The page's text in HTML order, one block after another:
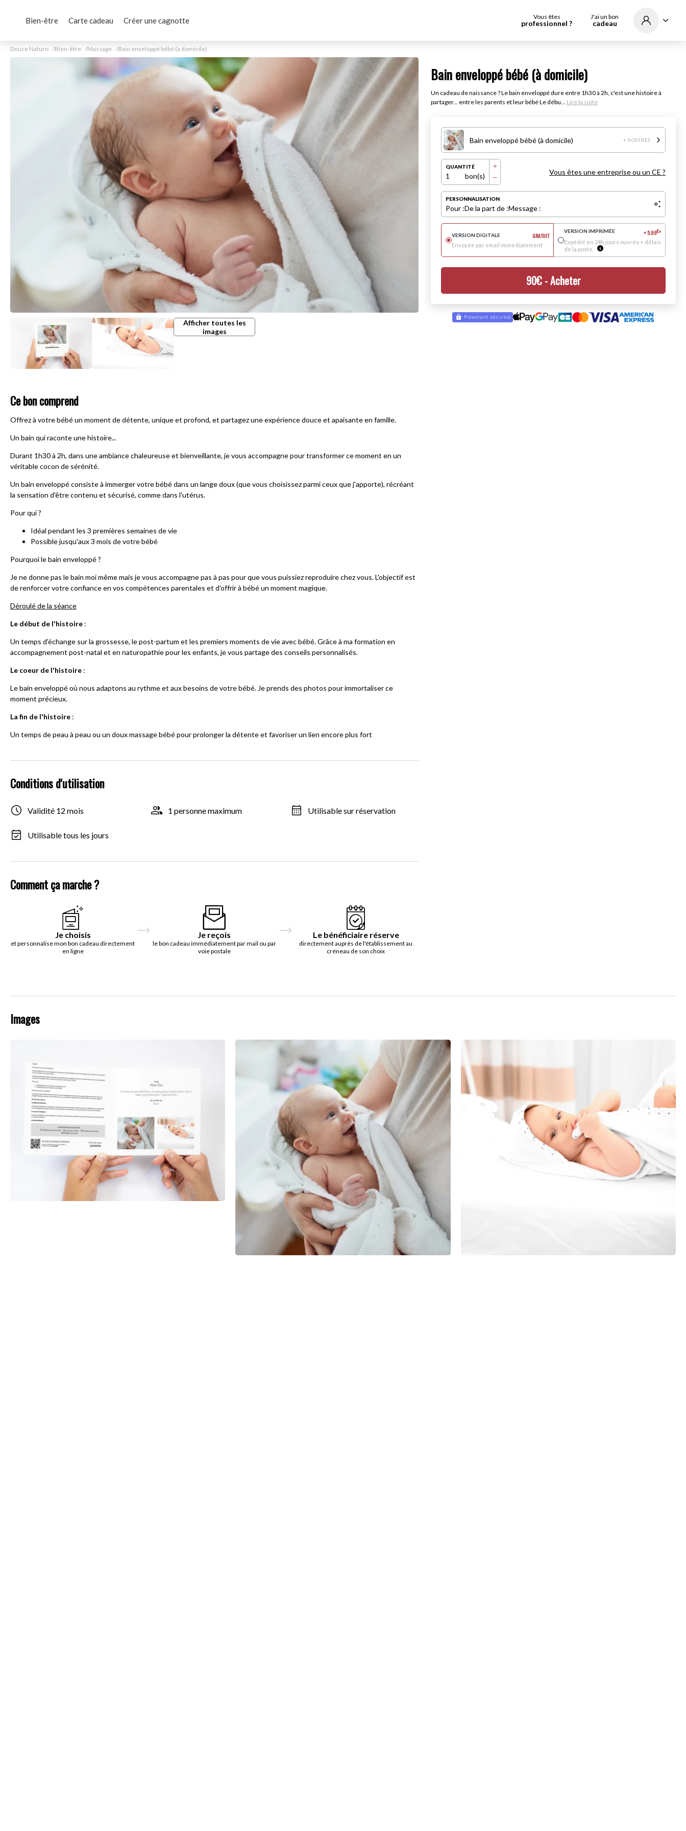
Bien-être Carte cadeau Créer une cagnotte Vous êtes
professionnel ?
J'ai un bon
cadeau
Douce Naturo Bien-être Massage Bain enveloppé bébé (à domicile)
Afficher toutes les
images
Bain enveloppé bébé (à domicile)
Un cadeau de naissance ? Le bain enveloppé dure entre 1h30 à 2h, c'est une histoire à
partager... entre les parents et leur bébé Le débu... Lire la suite
Bain enveloppé bébé (à domicile) + 9 OFFRES
QUANTITÉ
1 bon(s) Vous êtes une entreprise ou un CE ?
PERSONNALISATION
Pour :De la part de :Message :
VERSION DIGITALE GRATUIT
Envoyée par email immédiatement
VERSION IMPRIMÉE +5.99€*
Expédié en 24h jours ouvrés + délais
de la poste.
90€- Acheter
Ce bon comprend
Offrez à votre bébé un moment de détente, unique et profond, et partagez une expérience douce et apaisante en famille.
Un bain qui raconte une histoire...
Durant 1h30 à 2h, dans une ambiance chaleureuse et bienveillante, je vous accompagne pour transformer ce moment en un
véritable cocon de sérénité.
Un bain enveloppé consiste à immerger votre bébé dans un lange doux (que vous choisissez parmi ceux que j'apporte), récréant
la sensation d'être contenu et sécurisé, comme dans l'utérus.
Pour qui ?
Idéal pendant les 3 premières semaines de vie
Possible jusqu'aux 3 mois de votre bébé
Pourquoi le bain enveloppé ?
Je ne donne pas le bain moi même mais je vous accompagne pas à pas pour que vous puissiez reproduire chez vous. L'objectif est
de renforcer votre confiance en vos compétences parentales et d'offrir à bébé un moment magique.
Déroulé de la séance
Le début de l'histoire :
Un temps d'échange sur la grossesse, le post-partum et les premiers moments de vie avec bébé. Grâce à ma formation en
accompagnement post-natal et en naturopathie pour les enfants, je vous partage des conseils personnalisés.
Le coeur de l'histoire :
Le bain enveloppé où nous adaptons au rythme et aux besoins de votre bébé. Je prends des photos pour immortaliser ce
moment précieux.
La fin de l'histoire :
Un temps de peau à peau ou un doux massage bébé pour prolonger la détente et favoriser un lien encore plus fort
Conditions d'utilisation
Validité 12 mois 1 personne maximum Utilisable sur réservation
Utilisable tous les jours
Comment ça marche ?
Je choisis
et personnalise mon bon cadeau directement
en ligne
Je reçois
le bon cadeau immédiatement par mail ou par
voie postale
Le bénéficiaire réserve
directement auprès de l'établissement au
créneau de son choix
Images